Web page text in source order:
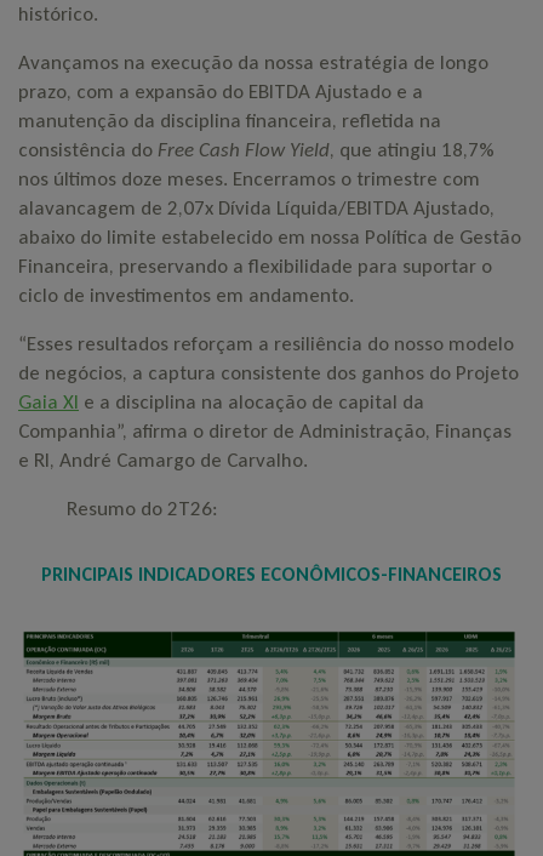
Buscar
histórico.
Avançamos na execução da nossa estratégia de longo
prazo, com a expansão do EBITDA Ajustado e a
manutenção da disciplina financeira, refletida na
consistência do Free Cash Flow Yield, que atingiu 18,7%
nos últimos doze meses. Encerramos o trimestre com
alavancagem de 2,07x Dívida Líquida/EBITDA Ajustado,
abaixo do limite estabelecido em nossa Política de Gestão
Financeira, preservando a flexibilidade para suportar o
ciclo de investimentos em andamento.
“Esses resultados reforçam a resiliência do nosso modelo
de negócios, a captura consistente dos ganhos do Projeto
Gaia XI e a disciplina na alocação de capital da
Companhia”, afirma o diretor de Administração, Finanças
e RI, André Camargo de Carvalho.
Resumo do 2T26:
PRINCIPAIS INDICADORES ECONÔMICOS-FINANCEIROS